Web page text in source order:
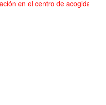
en el centro de acogida a